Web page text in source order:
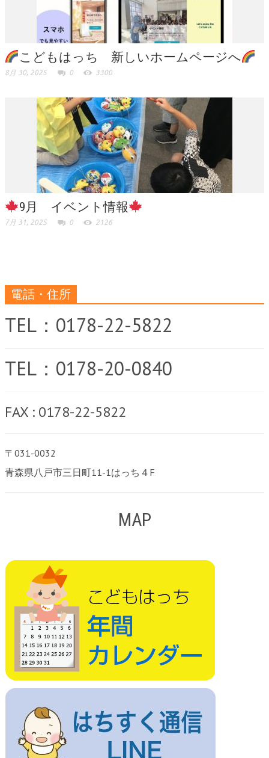
こどもはっち 新しいホームページへ
8月 30, 2025 0 3300
9月 イベント情報
7月 31, 2025 0 2126
電話・住所
TEL：0178-22-5822
TEL：0178-20-0840
FAX : 0178-22-5822
〒031-0032
青森県八戸市三日町11-1はっち４F
MAP